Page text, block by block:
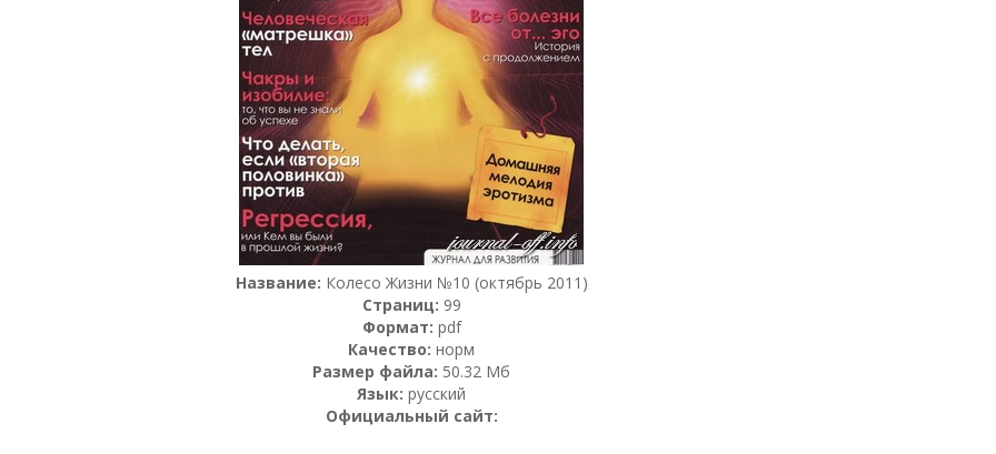
Название: Колесо Жизни №10 (октябрь 2011)
Страниц: 99
Формат: pdf
Качество: норм
Размер файла: 50.32 Мб
Язык: русский
Официальный сайт: